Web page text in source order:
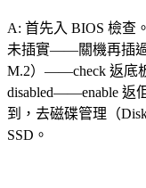
A: 首先入 BIOS 檢查
未插實——關機再插
M.2）——check 返底
disabled——enable 返
到，去磁碟管理（
SSD。